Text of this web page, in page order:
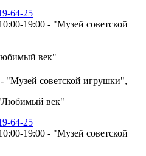
64-25
19:00 - "Музей советской
век"
"Музей советской игрушки",
век"
64-25
19:00 - "Музей советской